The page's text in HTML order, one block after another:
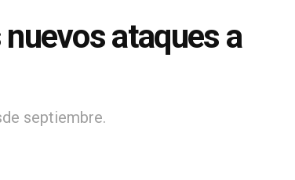
ataques a
septiembre.